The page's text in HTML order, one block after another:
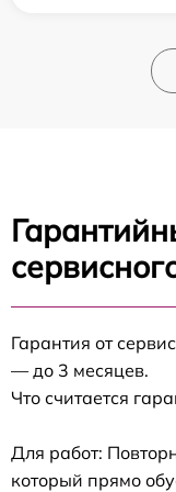
Гарантия от
— до 3 месяцев.
Что считается
Для работ:
который прямо